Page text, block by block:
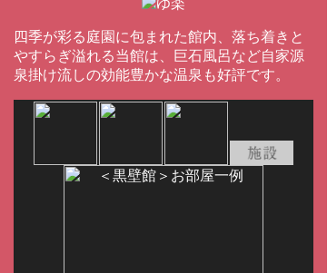
四季が彩る庭園に包まれた館内、落ち着きと
やすらぎ溢れる当館は、巨石風呂など自家源
泉掛け流しの効能豊かな温泉も好評です。